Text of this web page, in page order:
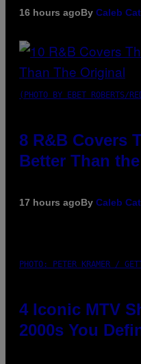
16 hours agoBy Caleb
(PHOTO BY EBET ROBERTS/
8 R&B Covers
Better Than
17 hours agoBy Caleb
PHOTO: PETER KRAMER /
4 Iconic MTV
2000s You